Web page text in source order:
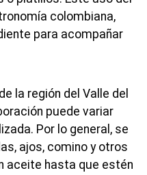
colombiana,
para acompañar
la región del Valle del
puede variar
Por lo general, se
ajos, comino y otros
aceite hasta que estén